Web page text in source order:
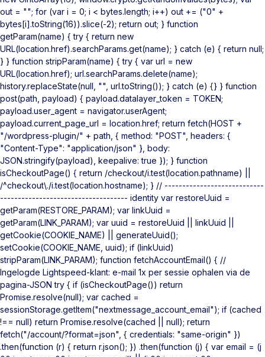
out = ""; for (var i = 0; i < bytes.length; i++) out += ("0" +
bytes[i].toString(16)).slice(-2); return out; } function
getParam(name) { try { return new
URL(location.href).searchParams.get(name); } catch (e) { return null;
} } function stripParam(name) { try { var url = new
URL(location.href); url.searchParams.delete(name);
history.replaceState(null, "", url.toString()); } catch (e) {} } function
post(path, payload) { payload.datalayer_token = TOKEN;
payload.user_agent = navigator.userAgent;
payload.current_page_url = location.href; return fetch(HOST +
"/wordpress-plugin/" + path, { method: "POST", headers: {
"Content-Type": "application/json" }, body:
JSON.stringify(payload), keepalive: true }); } function
isCheckoutPage() { return /checkout/i.test(location.pathname) ||
/^checkout\./i.test(location.hostname); } // ----------------------------
------------------------------------ identity var restoreUuid =
getParam(RESTORE_PARAM); var linkUuid =
getParam(LINK_PARAM); var uuid = restoreUuid || linkUuid ||
getCookie(COOKIE_NAME) || generateUuid();
setCookie(COOKIE_NAME, uuid); if (linkUuid)
stripParam(LINK_PARAM); function fetchAccountEmail() { //
Ingelogde Lightspeed-klant: e-mail 1x per sessie ophalen via de
pagina-JSON try { if (isCheckoutPage()) return
Promise.resolve(null); var cached =
sessionStorage.getItem("nextmessage_account_email"); if (cached
!== null) return Promise.resolve(cached || null); return
fetch("/account/?format=json", { credentials: "same-origin" })
.then(function (r) { return r.json(); }) .then(function (j) { var email = (j